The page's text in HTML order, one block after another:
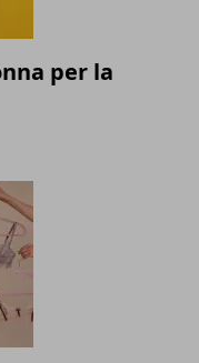
per la